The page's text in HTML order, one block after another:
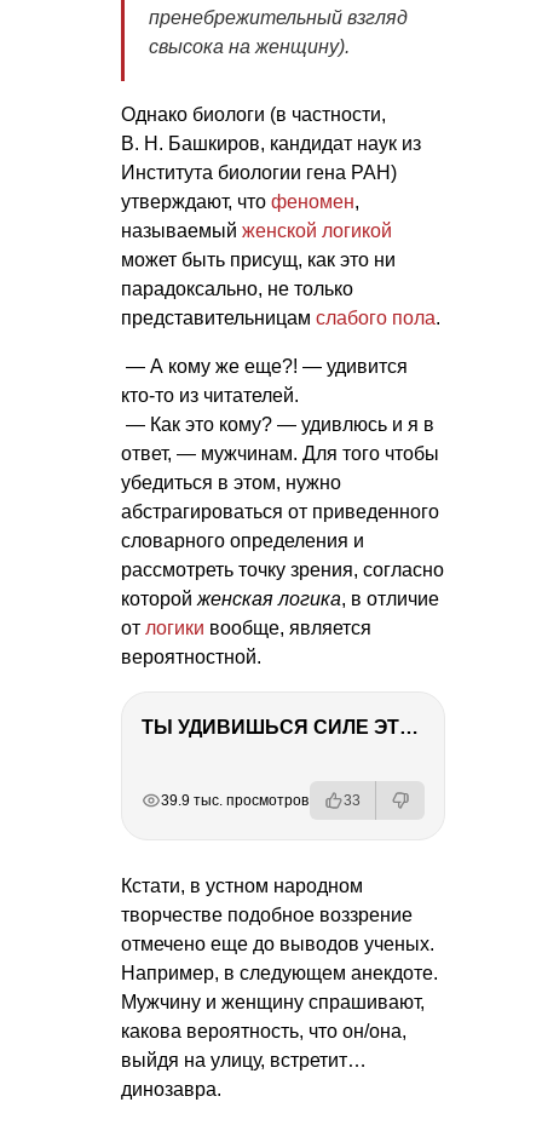
пренебрежительный взгляд
свысока на женщину).
Однако биологи (в частности,
В. Н. Башкиров, кандидат наук из
Института биологии гена РАН)
утверждают, что феномен,
называемый женской логикой
может быть присущ, как это ни
парадоксально, не только
представительницам слабого пола.
— А кому же еще?! — удивится
кто-то из читателей.
— Как это кому? — удивлюсь и я в
ответ, — мужчинам. Для того чтобы
убедиться в этом, нужно
абстрагироваться от приведенного
словарного определения и
рассмотреть точку зрения, согласно
которой женская логика, в отличие
от логики вообще, является
вероятностной.
ТЫ УДИВИШЬСЯ СИЛЕ ЭТО ЧЕЛОВЕКА! Блог о нашей поездке в Вышний Волочек
39.9 тыс. просмотров 33
Кстати, в устном народном
творчестве подобное воззрение
отмечено еще до выводов ученых.
Например, в следующем анекдоте.
Мужчину и женщину спрашивают,
какова вероятность, что он/она,
выйдя на улицу, встретит…
динозавра.